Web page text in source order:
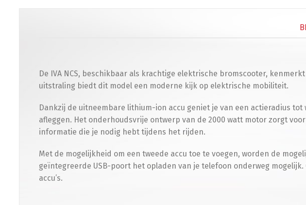
De IVA NCS, beschikbaar als krachtige elektrische bromscooter,
uitstraling biedt dit model een moderne kijk op elektrische mobiliteit.
Dankzij de uitneembare lithium-ion accu geniet je van een actieradius
afleggen. Het onderhoudsvrije ontwerp van de 2000 watt motor zorgt
informatie die je nodig hebt tijdens het rijden.
Met de mogelijkheid om een tweede accu toe te voegen, worden de
geïntegreerde USB-poort het opladen van je telefoon onderweg
accu’s.